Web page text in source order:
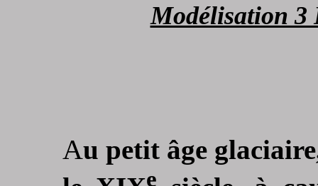
Modélisation 3
Au petit âge
e